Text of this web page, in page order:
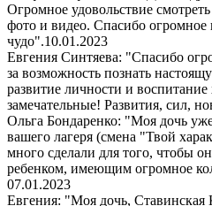
Огромное удовольствие
фото и видео. Спасибо огромное
чудо".10.01.2023
Евгения Синтяева: "Спасибо
за возможность познать
развитие личности и
замечательные! Развития, сил,
Ольга Бондаренко: "Моя дочь
вашего лагеря (смена "Твой
много сделали для того, чтобы
ребенком, имеющим огромное
07.01.2023
Евгения: "Моя дочь, Ставинская